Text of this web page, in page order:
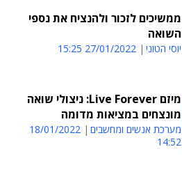
ממשיכים לזכור ולהנציח את נספי
השואה
יוסי הטוני 27/01/2022 15:25
מיזם Live Forever: ניצולי שואה
מונצחים במציאות מדומה
מערכת אנשים ומחשבים
18/01/2022
14:52